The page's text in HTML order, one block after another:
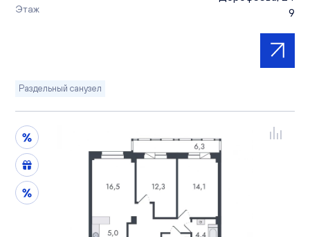
Этаж 9
Раздельный санузел